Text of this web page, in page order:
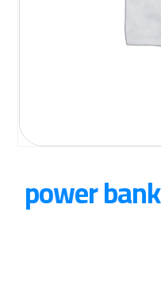
باور بانك هوكو power bank